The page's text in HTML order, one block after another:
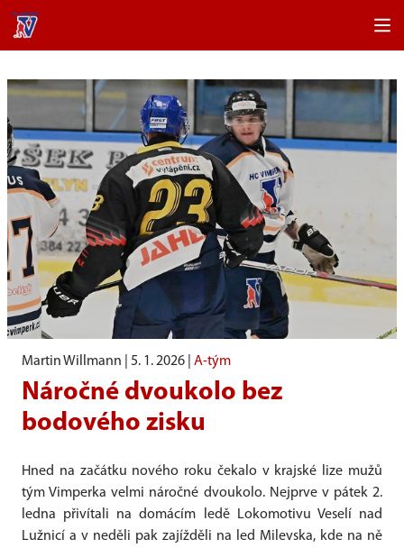
Martin Willmann | 5. 1. 2026 A-tým
Náročné dvoukolo bez
bodového zisku
Hned na začátku nového roku čekalo v krajské lize mužů
tým Vimperka velmi náročné dvoukolo. Nejprve v pátek 2.
ledna přivítali na domácím ledě Lokomotivu Veselí nad
Lužnicí a v neděli pak zajížděli na led Milevska, kde na ně